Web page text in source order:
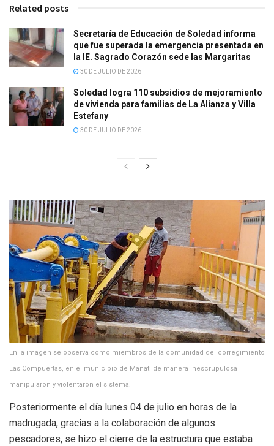
Related posts
Secretaría de Educación de Soledad informa
que fue superada la emergencia presentada en
la IE. Sagrado Corazón sede las Margaritas
30 DE JULIO DE 2026
Soledad logra 110 subsidios de mejoramiento
de vivienda para familias de La Alianza y Villa
Estefany
30 DE JULIO DE 2026
En la imagen se observa como miembros de la comunidad del corregimiento
Las Compuertas, en el municipio de Manatí de manera inescrupulosa
manipularon y violentaron el sistema.
Posteriormente el día lunes 04 de julio en horas de la
madrugada, gracias a la colaboración de algunos
pescadores, se hizo el cierre de la estructura que estaba